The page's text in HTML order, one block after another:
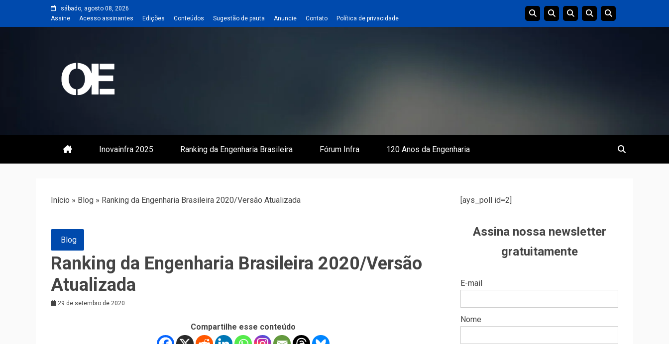
sábado, agosto 08, 2026
Assine
Acesso assinantes Edições Conteúdos Sugestão de pauta Anuncie Contato Política de privacidade
Revista | O Empreiteiro
Inovainfra 2025 Ranking da Engenharia Brasileira Fórum Infra 120 Anos da Engenharia
Início » Blog » Ranking da Engenharia Brasileira 2020/Versão Atualizada
Blog
Ranking da Engenharia Brasileira 2020/Versão
Atualizada
29 de setembro de 2020
Compartilhe esse conteúdo
[ays_poll id=2]
Assina nossa newsletter
gratuitamente
E-mail
Nome